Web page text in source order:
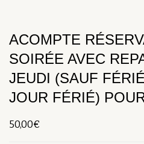
ACOMPTE
SOIRÉE AVEC
JEUDI (SAUF
JOUR FÉRIÉ)
50,00€